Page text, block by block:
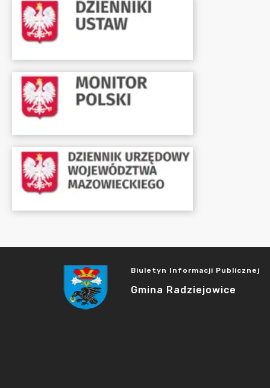
Biuletyn Informacji Publicznej
Gmina Radziejowice